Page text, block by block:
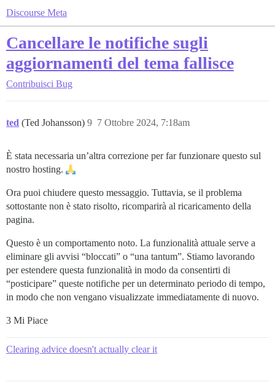
Discourse Meta
Cancellare le notifiche sugli
aggiornamenti del tema fallisce
Contribuisci Bug
ted (Ted Johansson) 7 Ottobre 2024, 7:18am
9
È stata necessaria un’altra correzione per far funzionare questo sul
nostro hosting.
Ora puoi chiudere questo messaggio. Tuttavia, se il problema
sottostante non è stato risolto, ricomparirà al ricaricamento della
pagina.
Questo è un comportamento noto. La funzionalità attuale serve a
eliminare gli avvisi “bloccati” o “una tantum”. Stiamo lavorando
per estendere questa funzionalità in modo da consentirti di
“posticipare” queste notifiche per un determinato periodo di tempo,
in modo che non vengano visualizzate immediatamente di nuovo.
3 Mi Piace
Clearing advice doesn't actually clear it